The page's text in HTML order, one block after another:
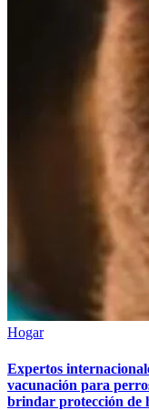
Hogar
Expertos
vacunación para
brindar protección de